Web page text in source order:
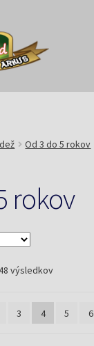
Od 3 do 5 rokov
rokov
výsledkovZoradené
najnovších
3 4 5 6